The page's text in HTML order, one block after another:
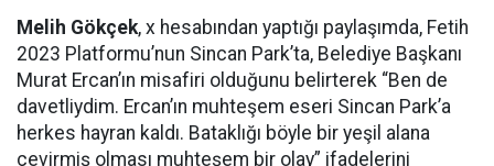
Melih Gökçek, x hesabından yaptığı paylaşımda, Fetih
2023 Platformu’nun Sincan Park’ta, Belediye Başkanı
Murat Ercan’ın misafiri olduğunu belirterek “Ben de
davetliydim. Ercan’ın muhteşem eseri Sincan Park’a
herkes hayran kaldı. Bataklığı böyle bir yeşil alana
çevirmiş olması muhteşem bir olay” ifadelerini